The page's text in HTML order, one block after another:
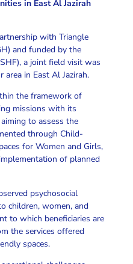
in East Al Jazirah
with Triangle
and funded by the
a joint field visit was
in East Al Jazirah.
the framework of
missions with its
to assess the
through Child-
for Women and Girls,
of planned
psychosocial
children, women, and
to which beneficiaries are
the services offered
spaces.